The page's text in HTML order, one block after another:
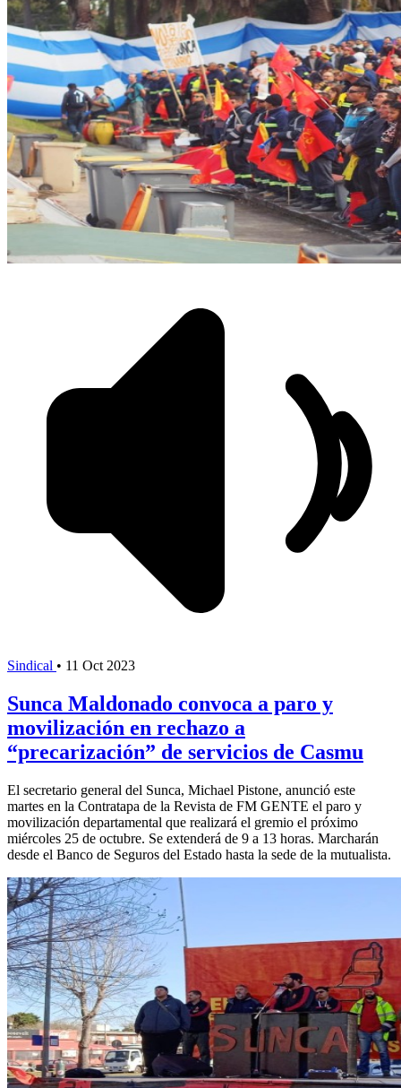
Sindical • 11 Oct 2023
Sunca Maldonado convoca a paro y
movilización en rechazo a
“precarización” de servicios de Casmu
El secretario general del Sunca, Michael Pistone, anunció este
martes en la Contratapa de la Revista de FM GENTE el paro y
movilización departamental que realizará el gremio el próximo
miércoles 25 de octubre. Se extenderá de 9 a 13 horas. Marcharán
desde el Banco de Seguros del Estado hasta la sede de la mutualista.